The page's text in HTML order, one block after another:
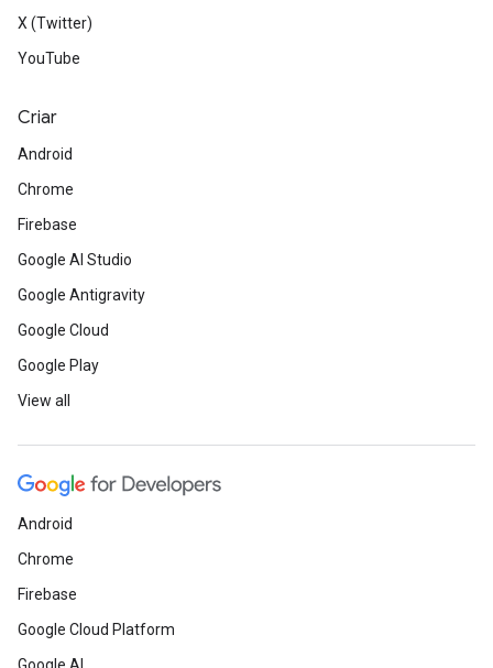
X (Twitter)
YouTube
Criar
Android
Chrome
Firebase
Google AI Studio
Google Antigravity
Google Cloud
Google Play
View all
Android
Chrome
Firebase
Google Cloud Platform